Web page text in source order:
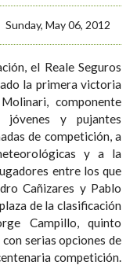
Sunday, May 06, 2012
el Reale Seguros
la primera victoria
componente
y pujantes
de competición, a
y a la
entre los que
Cañizares y Pablo
de la clasificación
serias opciones de
competición.